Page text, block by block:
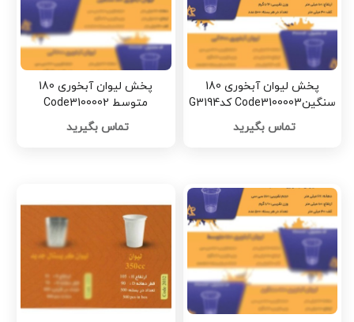
پخش لیوان آبخوری 180
سنگینCode3100003 کدG3194
تماس بگیرید
پخش لیوان آبخوری 180
متوسط Code3100002
کدG3193
تماس بگیرید